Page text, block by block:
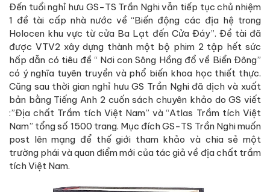
Đến tuổi nghỉ hưu GS-TS Trần Nghi vẫn tiếp tục chủ nhiệm
1 đề tài cấp nhà nước về “Biến động các địa hệ trong
Holocen khu vực từ cửa Ba Lạt đến Cửa Đáy”. Đề tài đã
được VTV2 xây dựng thành một bộ phim 2 tập hết sức
hấp dẫn có tiêu đề “ Nơi con Sông Hồng đổ về Biển Đông”
có ý nghĩa tuyên truyền và phổ biến khoa học thiết thực.
Cũng sau thời gian nghỉ hưu GS Trần Nghi đã dịch và xuất
bản bằng Tiếng Anh 2 cuốn sách chuyên khảo do GS viết
:”Địa chất Trầm tích Việt Nam” và “Atlas Trầm tích Việt
Nam” tổng số 1500 trang. Mục đích GS-TS Trần Nghi muốn
post lên mạng để thế giới tham khảo và chia sẻ một
trường phái và quan điểm mới của tác giả về địa chất trầm
tích Việt Nam.